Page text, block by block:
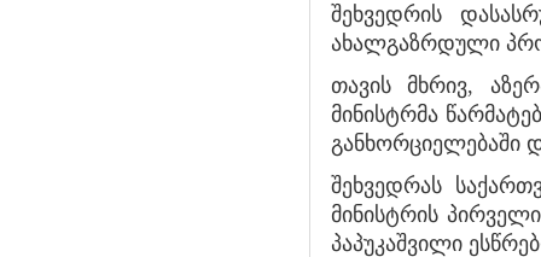
შეხვედრის
ახალგაზრდული
თავის მხრივ,
მინისტრმა
განხორციელებაში
შეხვედრას
მინისტრის
პაპუკაშვილი